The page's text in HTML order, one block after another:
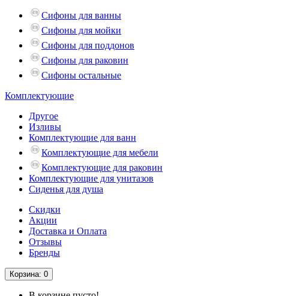
Сифоны для ванны
Сифоны для мойки
Сифоны для поддонов
Сифоны для раковин
Сифоны остальные
Комплектующие
Другое
Изливы
Комплектующие для ванн
Комплектующие для мебели
Комплектующие для раковин
Комплектующие для унитазов
Сиденья для душа
Скидки
Акции
Доставка и Оплата
Отзывы
Бренды
Корзина: 0